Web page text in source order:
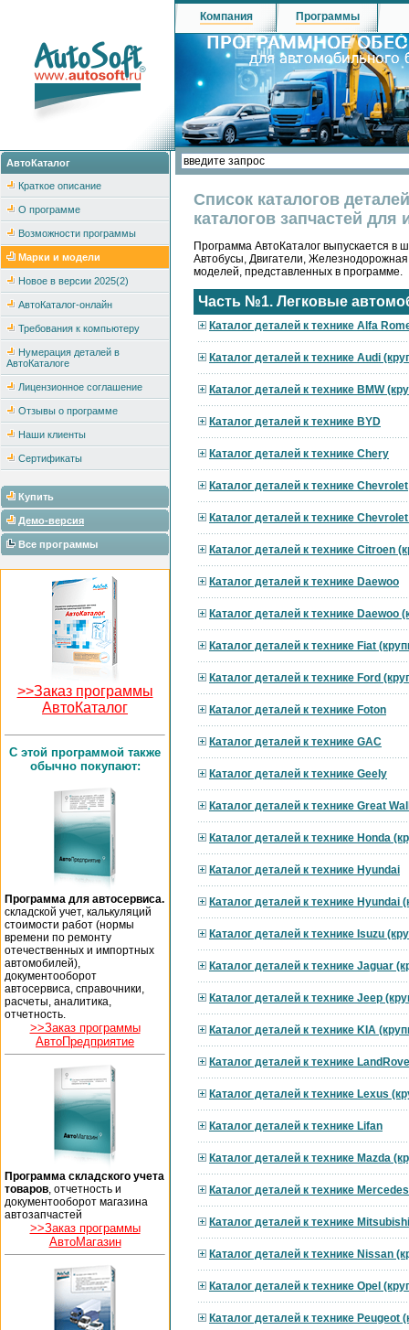
АвтоКаталог
Краткое описание
О программе
Возможности программы
Марки и модели
Новое в версии 2025(2)
АвтоКаталог-онлайн
Требования к компьютеру
Нумерация деталей в
АвтоКаталоге
Лицензионное соглашение
Отзывы о программе
Наши клиенты
Сертификаты
Купить
Демо-версия
Все программы
>>Заказ программы
АвтоКаталог
C этой программой также
обычно покупают:
Программа для автосервиса.
складской учет, калькуляций
стоимости работ (нормы
времени по ремонту
отечественных и импортных
автомобилей),
документооборот
автосервиса, справочники,
расчеты, аналитика,
отчетность.
>>Заказ программы
АвтоПредприятие
Программа складского учета
товаров , отчетность и
документооборот магазина
автозапчастей
>>Заказ программы
АвтоМагазин
Компания Программы
Список каталогов
каталогов запчастей для
Программа АвтоКаталог выпускается в
Автобусы, Двигатели,
моделей, представленных в программе.
Часть №1. Легковые
Каталог деталей к технике Alfa
Каталог деталей к технике Audi
Каталог деталей к технике BMW
Каталог деталей к технике BYD
Каталог деталей к технике Chery
Каталог деталей к технике Chevrolet
Каталог деталей к технике
Каталог деталей к технике Citroen
Каталог деталей к технике Daewoo
Каталог деталей к технике Daewoo
Каталог деталей к технике Fiat
Каталог деталей к технике Ford
Каталог деталей к технике Foton
Каталог деталей к технике GAC
Каталог деталей к технике Geely
Каталог деталей к технике Great
Каталог деталей к технике Honda
Каталог деталей к технике Hyundai
Каталог деталей к технике Hyundai
Каталог деталей к технике Isuzu
Каталог деталей к технике Jaguar
Каталог деталей к технике Jeep
Каталог деталей к технике KIA
Каталог деталей к технике
Каталог деталей к технике Lexus
Каталог деталей к технике Lifan
Каталог деталей к технике Mazda
Каталог деталей к технике
Каталог деталей к технике
Каталог деталей к технике Nissan
Каталог деталей к технике Opel
Каталог деталей к технике Peugeot